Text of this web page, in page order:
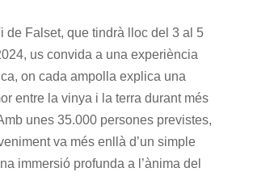
de Falset, que tindrà lloc del 3 al 5
us convida a una experiència
on cada ampolla explica una
entre la vinya i la terra durant més
unes 35.000 persones previstes,
va més enllà d’un simple
immersió profunda a l’ànima del